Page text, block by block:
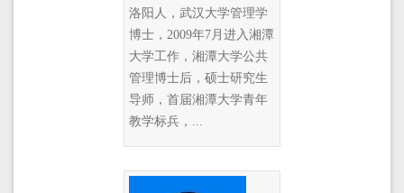
洛阳人，武汉大学管理学
博士，2009年7月进入湘潭
大学工作，湘潭大学公共
管理博士后，硕士研究生
导师，首届湘潭大学青年
教学标兵，...